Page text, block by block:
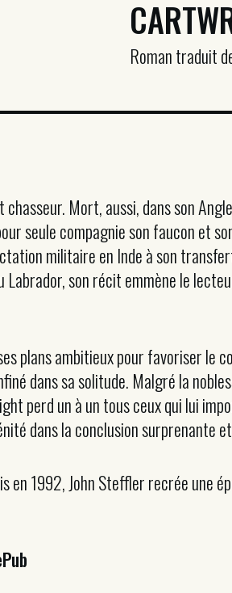
Roman traduit
Mort, aussi, dans son
seule compagnie son faucon et
militaire en Inde à son
son récit emmène le
plans ambitieux pour favoriser le
dans sa solitude. Malgré la
perd un à un tous ceux qui lui
dans la conclusion surprenante
en 1992, John Steffler recrée une